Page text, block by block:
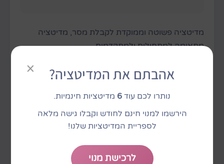
מדיטציה פשוטה וממוקדת לקבלת מסר, מדיטציה
מתאימה למתחילים ולמתקדמים.
מתלבטים לגביו, שקשה לכם איתו ולקבל עליה תשובה
תרגיל מצויין וקל לישום.
× אהבתם את המדיטציה?
נותרו לכם עוד 6 מדיטציות חינמיות.
הירשמו למנוי חינם לחודש וקבלו גישה מלאה
לספריית המדיטציות שלנו!
לרכישת מנוי